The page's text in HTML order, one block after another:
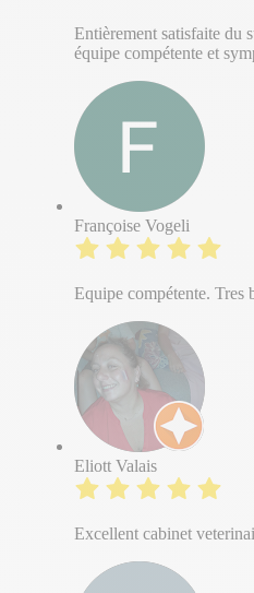
Entièrement satisfaite du
équipe compétente et
Françoise Vogeli
Equipe compétente. Tres
Eliott Valais
Excellent cabinet